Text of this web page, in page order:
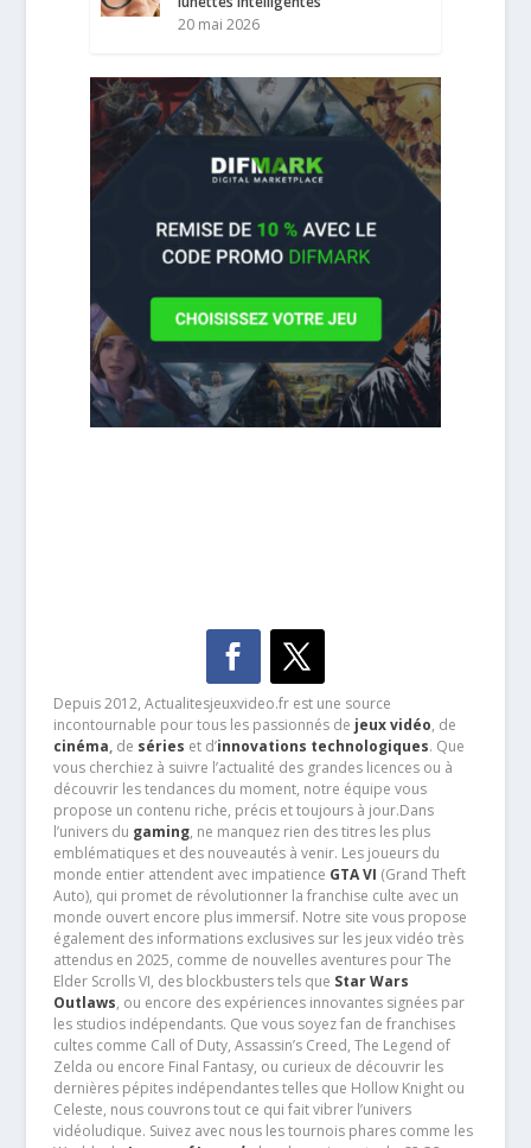
20 mai 2026
Depuis 2012, Actualitesjeuxvideo.fr est une source
incontournable pour tous les passionnés de jeux vidéo, de
cinéma,de séries et d’innovations technologiques. Que
vous cherchiez à suivre l’actualité des grandes licences ou à
découvrir les tendances du moment, notre équipe vous
propose un contenu riche, précis et toujours à jour.Dans
l’univers du gaming, ne manquez rien des titres les plus
emblématiques et des nouveautés à venir. Les joueurs du
monde entier attendent avec impatience GTA VI (Grand Theft
Auto), qui promet de révolutionner la franchise culte avec un
monde ouvert encore plus immersif. Notre site vous propose
également des informations exclusives sur les jeux vidéo très
attendus en 2025, comme de nouvelles aventures pour The
Elder Scrolls VI, des blockbusters tels que Star Wars
Outlaws, ou encore des expériences innovantes signées par
les studios indépendants. Que vous soyez fan de franchises
cultes comme Call of Duty, Assassin’s Creed, The Legend of
Zelda ou encore Final Fantasy, ou curieux de découvrir les
dernières pépites indépendantes telles que Hollow Knight ou
Celeste, nous couvrons tout ce qui fait vibrer l’univers
vidéoludique. Suivez avec nous les tournois phares comme les